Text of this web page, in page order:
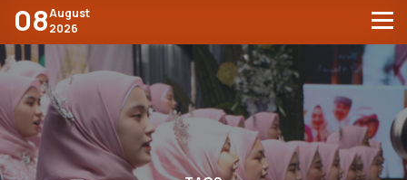
08August
2026